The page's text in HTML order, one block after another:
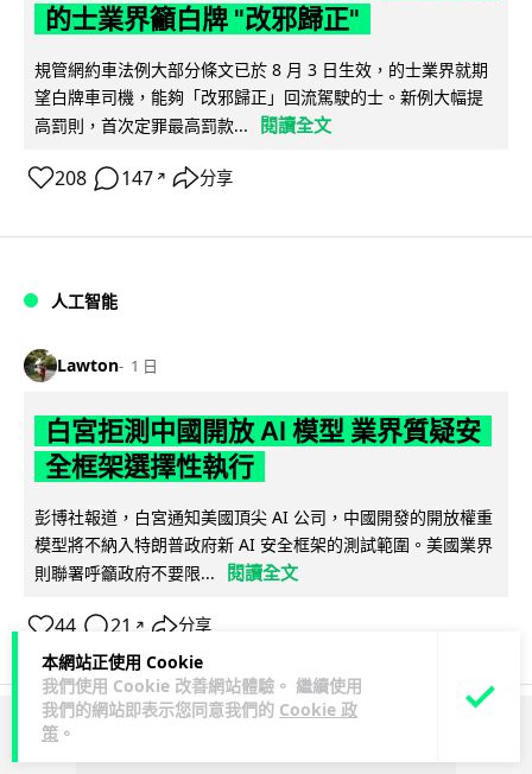
本網站正使用 Cookie
我們使用 Cookie 改善網站體驗。 繼續使用
我們的網站即表示您同意我們的 Cookie 政
策 。
的士業界籲白牌 "改邪歸正"
規管網約車法例大部分條文已於 8 月 3 日生效，的士業界就期
望白牌車司機，能夠「改邪歸正」回流駕駛的士。新例大幅提
高罰則，首次定罪最高罰款...
閱讀全文
208 147 ↗ 分享
人工智能
Lawton 1 日
白宮拒測中國開放 AI 模型 業界質疑安
全框架選擇性執行
彭博社報道，白宮通知美國頂尖 AI 公司，中國開發的開放權重
模型將不納入特朗普政府新 AI 安全框架的測試範圍。美國業界
則聯署呼籲政府不要限...
閱讀全文
44 21 ↗ 分享